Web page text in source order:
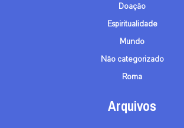
Doação
Espiritualidade
Mundo
Não categorizado
Roma
Arquivos